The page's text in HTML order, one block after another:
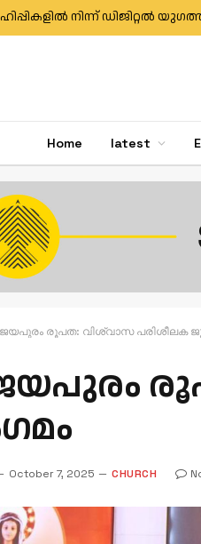
ഹിപ്പികളില്‍ നിന്ന് ഡിജിറ്റല്‍
Home latest
രൂപത: വിശ്വാസ പരിശീലക
October 7, 2025 CHURCH